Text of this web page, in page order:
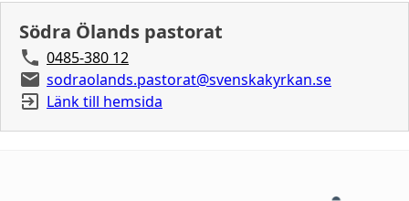
Södra Ölands pastorat
0485-380 12
sodraolands.pastorat@svenskakyrkan.se
Länk till hemsida